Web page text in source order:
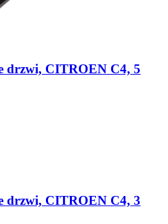
drzwi, CITROEN C4, 5
drzwi, CITROEN C4, 3